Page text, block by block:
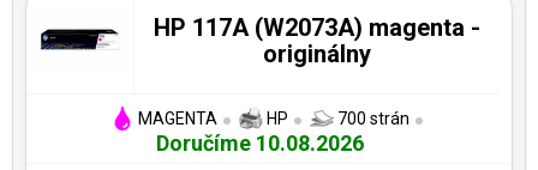
HP 117A (W2073A) magenta -
originálny
MAGENTA HP 700 strán
Doručíme 10.08.2026